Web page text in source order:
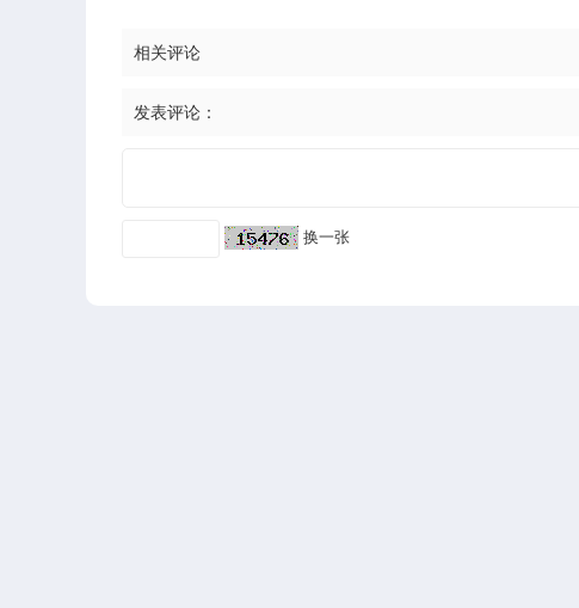
相关评论
发表评论：
换一张